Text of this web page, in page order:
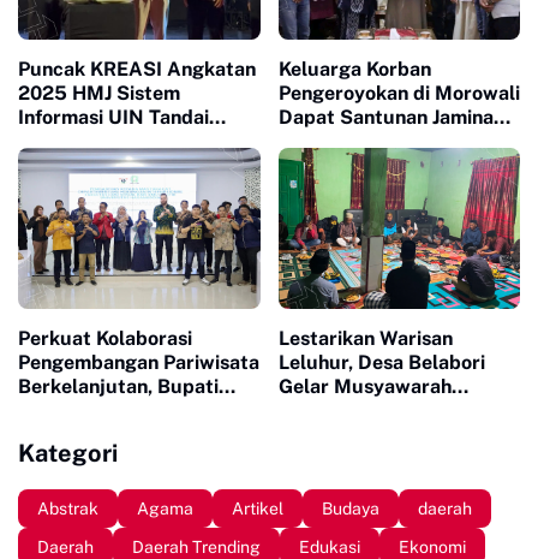
Puncak KREASI Angkatan
2025 HMJ Sistem
Informasi UIN Tandai
Keluarga Korban
Pengeroyokan di Morowali
Dapat Santunan Jaminan
Juta
Perkuat Kolaborasi
Pengembangan Pariwisata
Berkelanjutan, Bupati
Lestarikan Warisan
Leluhur, Desa Belabori
Gelar Musyawarah
Kategori
Abstrak Agama Artikel Budaya
daerah
Daerah
Daerah Trending Edukasi
Ekonomi